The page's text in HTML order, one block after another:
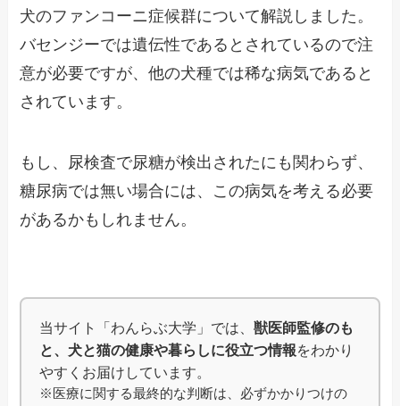
犬のファンコーニ症候群について解説しました。
バセンジーでは遺伝性であるとされているので注
意が必要ですが、他の犬種では稀な病気であると
されています。
もし、尿検査で尿糖が検出されたにも関わらず、
糖尿病では無い場合には、この病気を考える必要
があるかもしれません。
当サイト「わんらぶ大学」では、獣医師監修のも
と、犬と猫の健康や暮らしに役立つ情報をわかり
やすくお届けしています。
※医療に関する最終的な判断は、必ずかかりつけの